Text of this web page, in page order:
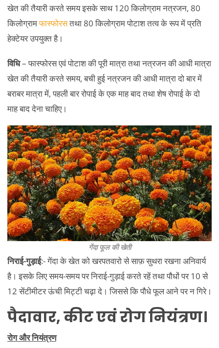
खेत की तैयारी करते समय इसके साथ 120 किलोग्राम नत्रजन, 80
किलोग्रामफास्फोरसतथा 80 किलोग्राम पोटाश तत्व के रूप में प्रति
हेक्टेयर उपयुक्त है।
विधि– फास्फोरस एवं पोटाश की पूरी मात्रा तथा नत्रजन की आधी मात्रा
खेत की तैयारी करते समय, बची हुई नत्रजन की आधी मात्रा दो बार में
बराबर मात्रा में, पहली बार रोपाई के एक माह बाद तथा शेष रोपाई के दो
माह बाद देना चाहिए।
गेंदा फूल की खेती
निराई-गुड़ाई:- गेंदा के खेत को खरपतवारो से साफ़ सुथरा रखना अनिवार्य
है। इसके लिए समय-समय पर निराई-गुड़ाई करते रहें तथा पौधों पर 10 से
12 सेंटीमीटर ऊंची मिट्टी चढ़ा दे। जिससे कि पौधे फूल आने पर न गिरे।
पैदावार,कीटएवंरोग नियंत्रण।
रोग और नियंत्रण